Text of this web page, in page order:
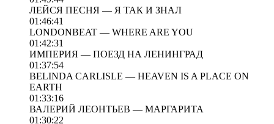
ЛЕЙСЯ ПЕСНЯ — Я ТАК И ЗНАЛ
01:46:41
LONDONBEAT — WHERE ARE YOU
01:42:31
ИМПЕРИЯ — ПОЕЗД НА ЛЕНИНГРАД
01:37:54
BELINDA CARLISLE — HEAVEN IS A PLACE ON
EARTH
01:33:16
ВАЛЕРИЙ ЛЕОНТЬЕВ — МАРГАРИТА
01:30:22